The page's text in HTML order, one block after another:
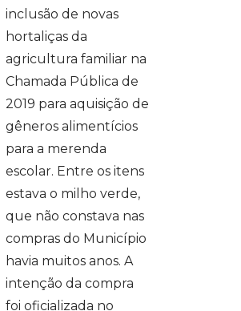
inclusão de novas
hortaliças da
agricultura familiar na
Chamada Pública de
2019 para aquisição de
gêneros alimentícios
para a merenda
escolar. Entre os itens
estava o milho verde,
que não constava nas
compras do Município
havia muitos anos. A
intenção da compra
foi oficializada no